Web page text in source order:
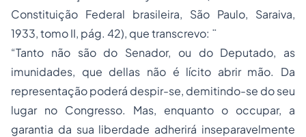
Constituição Federal brasileira, São Paulo, Saraiva,
1933, tomo II, pág. 42), que transcrevo: ¨
“Tanto não são do Senador, ou do Deputado, as
imunidades, que dellas não é lícito abrir mão. Da
representação poderá despir-se, demitindo-se do seu
lugar no Congresso. Mas, enquanto o occupar, a
garantia da sua liberdade adherirá inseparavelmente